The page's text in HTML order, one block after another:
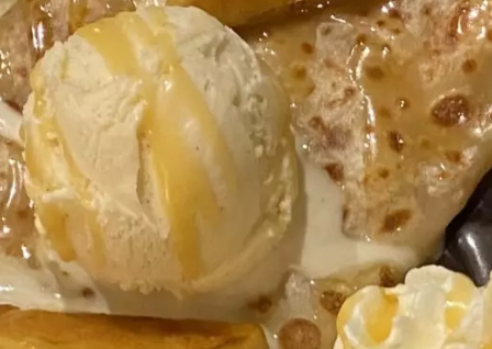
YouTube
Paramètres de
confidentialité
Afin de faciliter votre navigation et de vous
apporter le meilleur service possible, nous utilisons
des cookies pour améliorer le site aux besoins des
visiteurs, notamment selon la fréquentation.